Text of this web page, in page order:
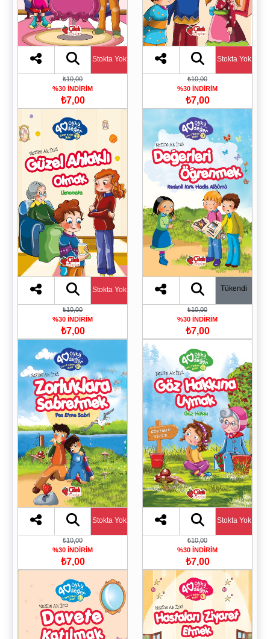
Stokta Yok
₺10,00
%30 İNDİRİM
₺7,00
Stokta Yok
₺10,00
%30 İNDİRİM
₺7,00
Stokta Yok
₺10,00
%30 İNDİRİM
₺7,00
Tükendi
₺10,00
%30 İNDİRİM
₺7,00
Stokta Yok
₺10,00
%30 İNDİRİM
₺7,00
Stokta Yok
₺10,00
%30 İNDİRİM
₺7,00